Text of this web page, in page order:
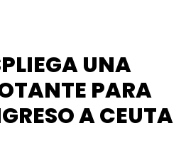
UNA
PARA
A CEUTA